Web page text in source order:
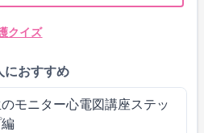
クイズ
におすすめ
モニター心電図講座ステッ